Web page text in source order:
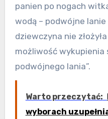
panien po nogach
wodą – podwójne
dziewczyna nie
możliwość wykupienia
podwójnego lania”.
Warto przeczytać:
wyborach